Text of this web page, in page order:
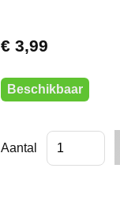
€ 3,99
Beschikbaar
Aantal